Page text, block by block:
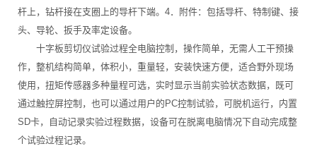
杆上，钻杆接在支圈上的导杆下端。4．附件：包括导杆、特制键、接
头、导轮、扳手及率定设备。
十字板剪切仪试验过程全电脑控制，操作简单，无需人工干预操
作，整机结构简单，体积小，重量轻，安装快速方便，适合野外现场
使用，扭矩传感器多种量程可选，实时显示当前实验状态数据，既可
通过触控屏控制，也可以通过用户的PC控制试验，可脱机运行，内置
SD卡，自动记录实验过程数据，设备可在脱离电脑情况下自动完成整
个试验过程记录。